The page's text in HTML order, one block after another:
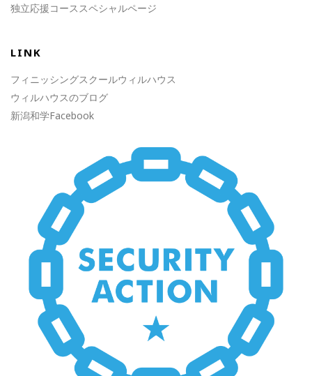
独立応援コーススペシャルページ
LINK
フィニッシングスクールウィルハウス
ウィルハウスのブログ
新潟和学Facebook